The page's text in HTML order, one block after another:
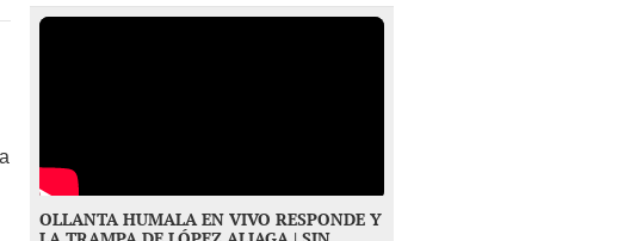
OLLANTA HUMALA EN VIVO RESPONDE Y
LA TRAMPA DE LÓPEZ ALIAGA | SIN
GUION CON ROSA MARÍA PALACIOS